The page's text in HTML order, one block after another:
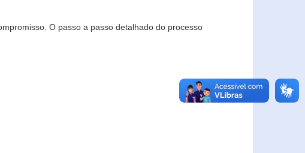
O passo a passo detalhado do processo